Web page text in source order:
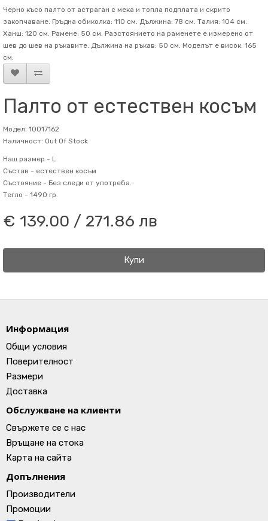
Черно късо палто от астраган с мека и топла подплата и скрито
закопчаване. Гръдна обиколка: 110 см. Дължина: 78 см. Талия: 104 см.
Ханш: 120 см. Рамене: 50 см. Разстоянието на раменете е измерено от
шев до шев на ръкавите. Дължина на ръкав: 50 см. Mоделът е висок: 165
см.
Палто от естествен косъм
Модел: 10017162
Наличност: Out Of Stock
Наш размер - L
Състав - естествен косъм
Състояние - Без следи от употреба.
Тегло - 1490 гр.
€ 139.00 / 271.86 лв
Купи
Информация
Общи условия
Поверителност
Размери
Доставка
Обслужване на клиенти
Свържете се с нас
Връщане на стока
Карта на сайта
Допълнения
Производители
Промоции